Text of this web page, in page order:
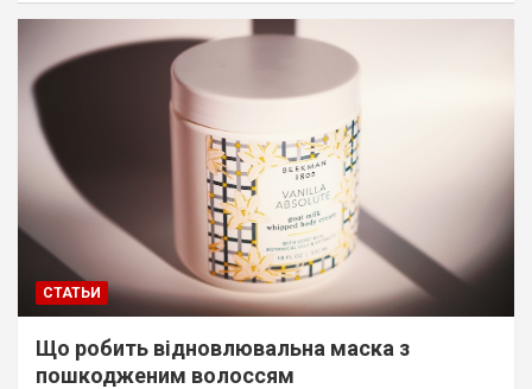
СТАТЬИ
Що робить відновлювальна маска з
пошкодженим волоссям